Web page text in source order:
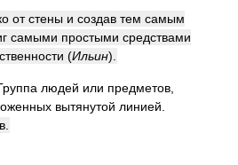
от стены и создав тем самым
самыми простыми средствами
(Ильин)
людей или предметов,
вытянутой линией.